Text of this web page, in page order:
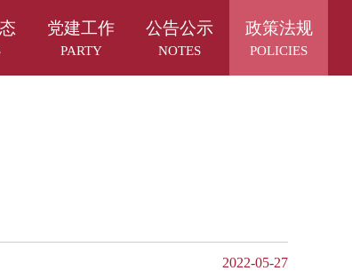
党建工作
PARTY
公告公示
NOTES
政策法规
POLICIES
2022-05-27